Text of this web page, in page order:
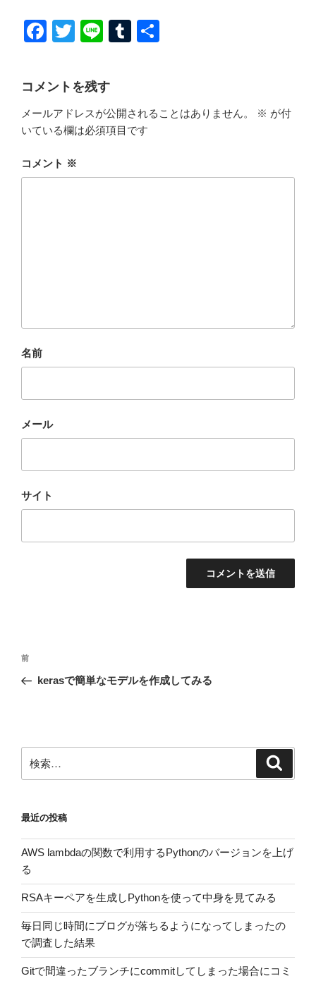
F
c
e
b
o
o
T
tt
er
Li
e
T
r
コメントを残す
メールアドレスが公開されることはありません。 ※ が付
いている欄は必須項目です
コメント ※
名前
メール
サイト
投
ナ
ー
シ
前
の
前
kerasで簡単なモデルを作成してみる
索:
最近の投稿
AWS lambdaの関数で利用するPythonのバージョンを上げ
る
RSAキーペアを生成しPythonを使って中身を見てみる
毎日同じ時間にブログが落ちるようになってしまったの
で調査した結果
Gitで間違ったブランチにcommitしてしまった場合にコミ